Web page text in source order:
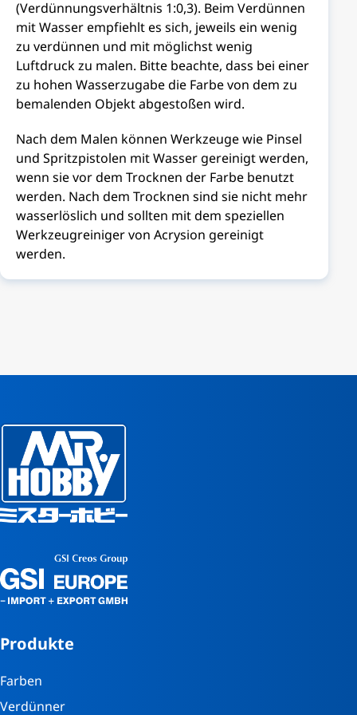
(Verdünnungsverhältnis 1:0,3). Beim Verdünnen
mit Wasser empfiehlt es sich, jeweils ein wenig
zu verdünnen und mit möglichst wenig
Luftdruck zu malen. Bitte beachte, dass bei einer
zu hohen Wasserzugabe die Farbe von dem zu
bemalenden Objekt abgestoßen wird.
Nach dem Malen können Werkzeuge wie Pinsel
und Spritzpistolen mit Wasser gereinigt werden,
wenn sie vor dem Trocknen der Farbe benutzt
werden. Nach dem Trocknen sind sie nicht mehr
wasserlöslich und sollten mit dem speziellen
Werkzeugreiniger von Acrysion gereinigt
werden.
Produkte
Farben
Verdünner